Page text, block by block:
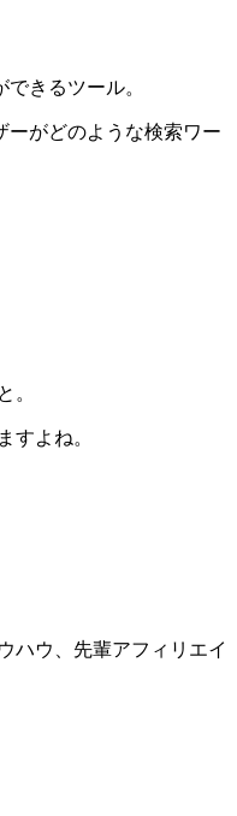
きるツール。
ーがどのような検索ワー
。
すよね。
ハウ、先輩アフィリエイ